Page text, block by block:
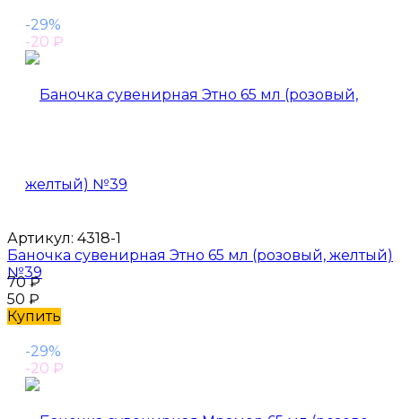
-29%
-20 ₽
Артикул: 4318-1
Баночка сувенирная Этно 65 мл (розовый, желтый)
№39
70₽
50 ₽
Купить
-29%
-20 ₽